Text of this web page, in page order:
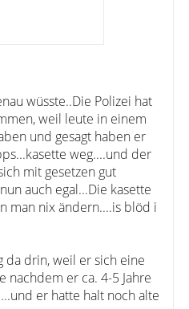
wüsste..Die Polizei hat
weil leute in einem
und gesagt haben er
weg....und der
mit gesetzen gut
auch egal...Die kasette
man nix ändern....is blöd i
da drin, weil er sich eine
nachdem er ca. 4-5 Jahre
er hatte halt noch alte